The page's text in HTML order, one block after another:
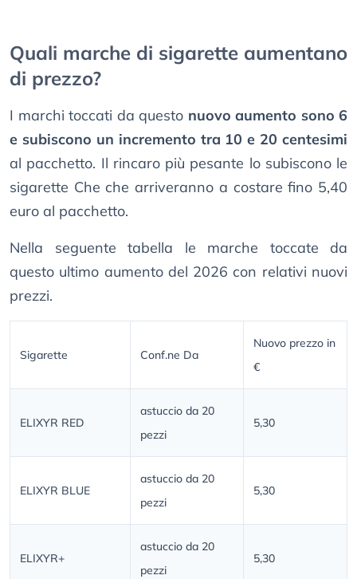
Quali marche di sigarette aumentano
di prezzo?
I marchi toccati da questo nuovo aumento sono 6
e subiscono un incremento tra 10 e 20 centesimi
al pacchetto. Il rincaro più pesante lo subiscono le
sigarette Che che arriveranno a costare fino 5,40
euro al pacchetto.
Nella seguente tabella le marche toccate da
questo ultimo aumento del 2026 con relativi nuovi
prezzi.
Sigarette Conf.ne Da
Nuovo prezzo in
€
ELIXYR RED
astuccio da 20
pezzi
5,30
ELIXYR BLUE
astuccio da 20
pezzi
5,30
ELIXYR+
astuccio da 20
pezzi
5,30